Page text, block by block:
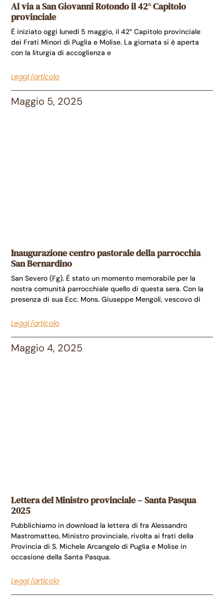
Al via a San Giovanni Rotondo il 42° Capitolo
provinciale
È iniziato oggi lunedì 5 maggio, il 42° Capitolo provinciale
dei Frati Minori di Puglia e Molise. La giornata si è aperta
con la liturgia di accoglienza e
Leggi l'articolo
Maggio 5, 2025
Inaugurazione centro pastorale della parrocchia
San Bernardino
San Severo (Fg). È stato un momento memorabile per la
nostra comunità parrocchiale quello di questa sera. Con la
presenza di sua Ecc. Mons. Giuseppe Mengoli, vescovo di
Leggi l'articolo
Maggio 4, 2025
Lettera del Ministro provinciale – Santa Pasqua
2025
Pubblichiamo in download la lettera di fra Alessandro
Mastromatteo, Ministro provinciale, rivolta ai frati della
Provincia di S. Michele Arcangelo di Puglia e Molise in
occasione della Santa Pasqua.
Leggi l'articolo